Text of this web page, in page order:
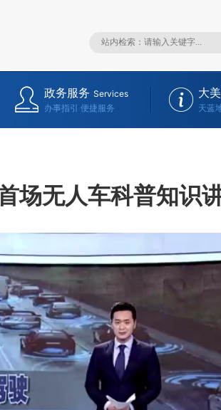
政务服务 Services
办事指引 便捷服务
大
天蓝
场无人车科普知识